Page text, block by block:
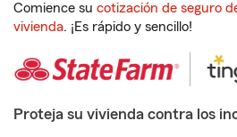
Comience su cotización de seguro
vivienda. ¡Es rápido y sencillo!
Proteja su vivienda contra los